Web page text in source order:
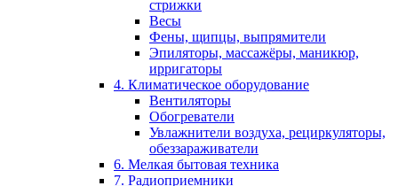
стрижки
Весы
Фены, щипцы, выпрямители
Эпиляторы, массажёры, маникюр,
ирригаторы
4. Климатическое оборудование
Вентиляторы
Обогреватели
Увлажнители воздуха, рециркуляторы,
обеззараживатели
6. Мелкая бытовая техника
7. Радиоприемники